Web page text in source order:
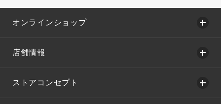
オンラインショップ
店舗情報
ストアコンセプト